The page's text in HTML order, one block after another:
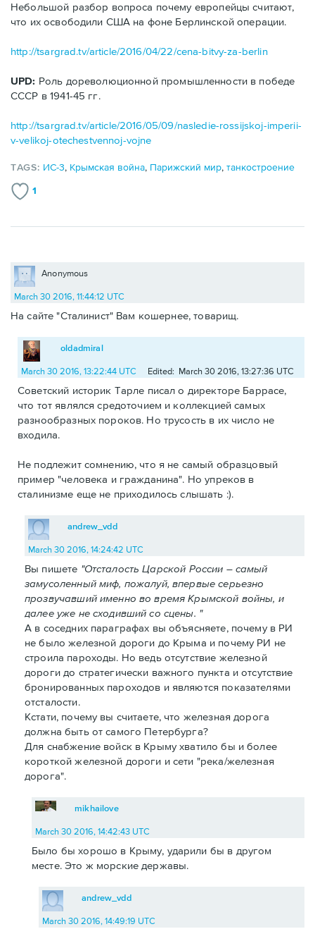
Небольшой разбор вопроса почему европейцы считают,
что их освободили США на фоне Берлинской операции.
http://tsargrad.tv/article/2016/04/22/cena-bitvy-za-berlin
UPD: Роль дореволюционной промышленности в победе
СССР в 1941-45 гг.
http://tsargrad.tv/article/2016/05/09/nasledie-rossijskoj-imperii-
v-velikoj-otechestvennoj-vojne
TAGS: ИС-3, Крымская война, Парижский мир,танкостроение
1
Anonymous
March 30 2016, 11:44:12 UTC
На сайте "Сталинист" Вам кошернее, товарищ.
oldadmiral
March 30 2016, 13:22:44 UTC Edited: March 30 2016, 13:27:36 UTC
Советский историк Тарле писал о директоре Баррасе,
что тот являлся средоточием и коллекцией самых
разнообразных пороков. Но трусость в их число не
входила.
Не подлежит сомнению, что я не самый образцовый
пример "человека и гражданина". Но упреков в
сталинизме еще не приходилось слышать :).
andrew_vdd
March 30 2016, 14:24:42 UTC
Вы пишете "Отсталость Царской России – самый
замусоленный миф, пожалуй, впервые серьезно
прозвучавший именно во время Крымской войны, и
далее уже не сходивший со сцены. "
А в соседних параграфах вы объясняете, почему в РИ
не было железной дороги до Крыма и почему РИ не
строила пароходы. Но ведь отсутствие железной
дороги до стратегически важного пункта и отсутствие
бронированных пароходов и являются показателями
отсталости.
Кстати, почему вы считаете, что железная дорога
должна быть от самого Петербурга?
Для снабжение войск в Крыму хватило бы и более
короткой железной дороги и сети "река/железная
дорога".
mikhailove
March 30 2016, 14:42:43 UTC
Было бы хорошо в Крыму, ударили бы в другом
месте. Это ж морские державы.
andrew_vdd
March 30 2016, 14:49:19 UTC